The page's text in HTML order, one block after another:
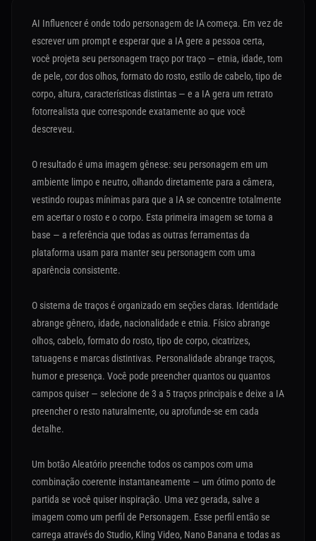
AI Influencer é onde todo personagem de IA começa. Em vez de
escrever um prompt e esperar que a IA gere a pessoa certa,
você projeta seu personagem traço por traço — etnia, idade, tom
de pele, cor dos olhos, formato do rosto, estilo de cabelo, tipo de
corpo, altura, características distintas — e a IA gera um retrato
fotorrealista que corresponde exatamente ao que você
descreveu.
O resultado é uma imagem gênese: seu personagem em um
ambiente limpo e neutro, olhando diretamente para a câmera,
vestindo roupas mínimas para que a IA se concentre totalmente
em acertar o rosto e o corpo. Esta primeira imagem se torna a
base — a referência que todas as outras ferramentas da
plataforma usam para manter seu personagem com uma
aparência consistente.
O sistema de traços é organizado em seções claras. Identidade
abrange gênero, idade, nacionalidade e etnia. Físico abrange
olhos, cabelo, formato do rosto, tipo de corpo, cicatrizes,
tatuagens e marcas distintivas. Personalidade abrange traços,
humor e presença. Você pode preencher quantos ou quantos
campos quiser — selecione de 3 a 5 traços principais e deixe a IA
preencher o resto naturalmente, ou aprofunde-se em cada
detalhe.
Um botão Aleatório preenche todos os campos com uma
combinação coerente instantaneamente — um ótimo ponto de
partida se você quiser inspiração. Uma vez gerada, salve a
imagem como um perfil de Personagem. Esse perfil então se
carrega através do Studio, Kling Video, Nano Banana e todas as